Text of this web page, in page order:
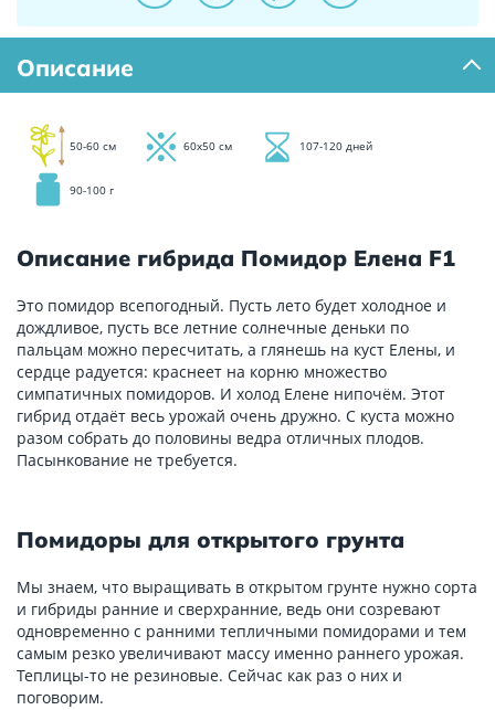
Описание
50-60 см 60х50 см 107-120 дней
90-100 г
Описание гибрида Помидор Елена F1
Это помидор всепогодный. Пусть лето будет холодное и
дождливое, пусть все летние солнечные деньки по
пальцам можно пересчитать, а глянешь на куст Елены, и
сердце радуется: краснеет на корню множество
симпатичных помидоров. И холод Елене нипочём. Этот
гибрид отдаёт весь урожай очень дружно. С куста можно
разом собрать до половины ведра отличных плодов.
Пасынкование не требуется.
Помидоры для открытого грунта
Мы знаем, что выращивать в открытом грунте нужно сорта
и гибриды ранние и сверхранние, ведь они созревают
одновременно с ранними тепличными помидорами и тем
самым резко увеличивают массу именно раннего урожая.
Теплицы-то не резиновые. Сейчас как раз о них и
поговорим.